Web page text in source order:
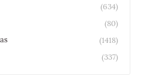
(634)
(80)
(1418)
(337)